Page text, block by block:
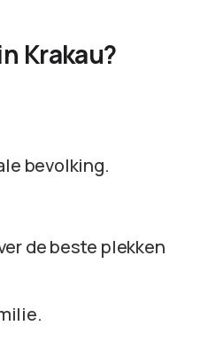
Krakau?
bevolking.
de beste plekken